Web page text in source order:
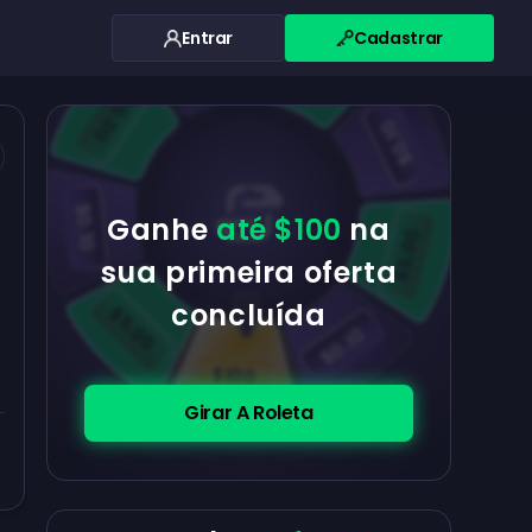
Entrar Cadastrar
Ganhe até $100 na
sua primeira oferta
concluída
Girar A Roleta
$100
$5.00
$5.00
$0.10 $5.00
$5.00